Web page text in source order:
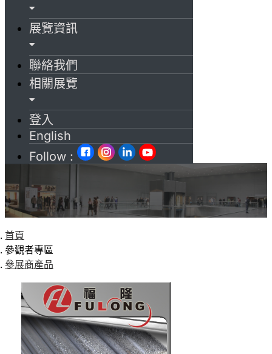
展覽資訊
聯絡我們
相關展覽
登入
English
Follow :
首頁
參觀者專區
參展商產品